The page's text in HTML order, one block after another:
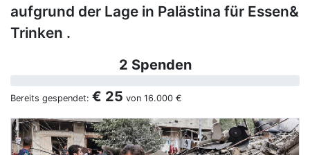
aufgrund der Lage in Palästina für Essen&
Trinken .
2 Spenden
Bereits gespendet: € 25 von 16.000 €